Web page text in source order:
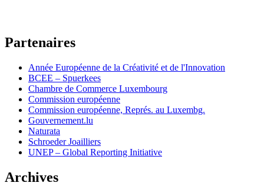
Partenaires
Année Européenne de la Créativité et de l'Innovation
BCEE – Spuerkees
Chambre de Commerce Luxembourg
Commission européenne
Commission européenne, Représ. au Luxembg.
Gouvernement.lu
Naturata
Schroeder Joailliers
UNEP – Global Reporting Initiative
Archives